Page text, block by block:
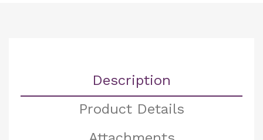
Description
Product Details